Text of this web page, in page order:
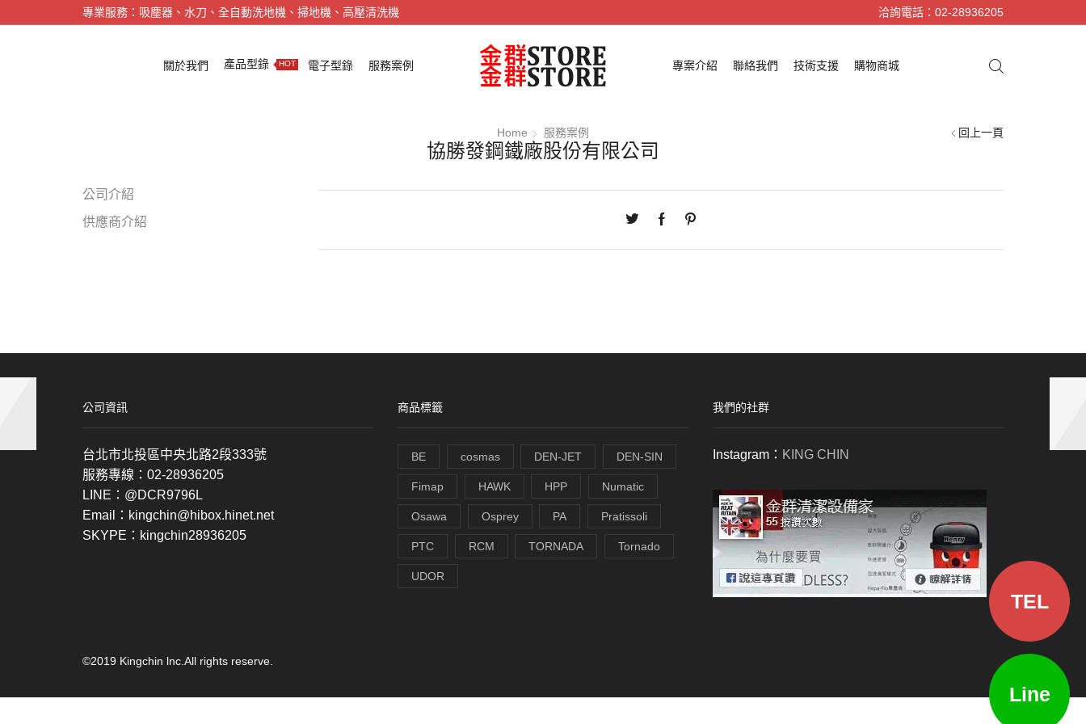
專業服務：吸塵器、水刀、全自動洗地機、掃地機、高壓清洗機 洽詢電話：02-28936205
關於我們 產品型錄 HOT 電子型錄 服務案例 專案介紹 聯絡我們 技術支援 購物商城
回上一頁
Home 服務案例
協勝發鋼鐵廠股份有限公司
公司介紹
供應商介紹
公司資訊
台北市北投區中央北路2段333號
服務專線：02-28936205
LINE：@DCR9796L
Email：kingchin@hibox.hinet.net
SKYPE：kingchin28936205
商品標籤
BE cosmas DEN-JET DEN-SIN
Fimap HAWK HPP Numatic
Osawa Osprey PA Pratissoli
PTC RCM TORNADA Tornado
UDOR
我們的社群
Instagram： KING CHIN
©2019 Kingchin lnc.All rights reserve.
TEL
Line